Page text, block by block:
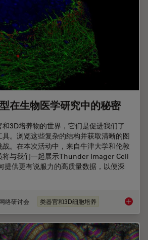
在生物医学研究中的秘密
3D培养物的世界，它们是促进我们了
。浏览这些复杂的结构并获取清晰的图
。在本次活动中，来自牛津大学和伦敦
将与我们一起展示Thunder Imager Cell
提供更有说服力的高质量数据，以便深
网络研讨会 类器官和3D细胞培养 揭开类